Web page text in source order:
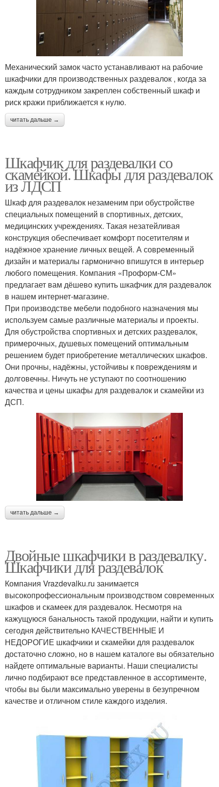
Механический замок часто устанавливают на рабочие
шкафчики для производственных раздевалок , когда за
каждым сотрудником закреплен собственный шкаф и
риск кражи приближается к нулю.
читать дальше →
Шкафчик для раздевалки со
скамейкой. Шкафы для раздевалок
из ЛДСП
Шкаф для раздевалок незаменим при обустройстве
специальных помещений в спортивных, детских,
медицинских учреждениях. Такая незатейливая
конструкция обеспечивает комфорт посетителям и
надёжное хранение личных вещей. А современный
дизайн и материалы гармонично впишутся в интерьер
любого помещения. Компания «Проформ-СМ»
предлагает вам дёшево купить шкафчик для раздевалок
в нашем интернет-магазине.
При производстве мебели подобного назначения мы
используем самые различные материалы и проекты.
Для обустройства спортивных и детских раздевалок,
примерочных, душевых помещений оптимальным
решением будет приобретение металлических шкафов.
Они прочны, надёжны, устойчивы к повреждениям и
долговечны. Ничуть не уступают по соотношению
качества и цены шкафы для раздевалок и скамейки из
ДСП.
читать дальше →
Двойные шкафчики в раздевалку.
Шкафчики для раздевалок
Компания Vrazdevalku.ru занимается
высокопрофессиональным производством современных
шкафов и скамеек для раздевалок. Несмотря на
кажущуюся банальность такой продукции, найти и купить
сегодня действительно КАЧЕСТВЕННЫЕ И
НЕДОРОГИЕ шкафчики и скамейки для раздевалок
достаточно сложно, но в нашем каталоге вы обязательно
найдете оптимальные варианты. Наши специалисты
лично подбирают все представленное в ассортименте,
чтобы вы были максимально уверены в безупречном
качестве и отличном стиле каждого изделия.